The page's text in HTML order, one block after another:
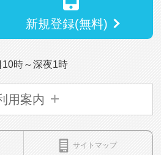
新規登録(無料)
時～深夜1時
用案内
サイトマップ